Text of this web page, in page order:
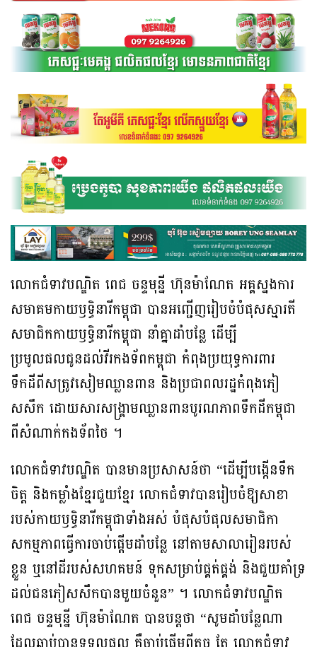
លោកជំទាវបណ្ឌិត ពេជ ចន្ទមុន្នី ហ៊ុនម៉ាណែត អគ្គស្នងការ
សមាគមកាយឫទ្ធិនារីកម្ពុជា បានអញ្ជើញរៀបចំបំផុសស្មារតី
សមាជិកកាយឫទ្ធិនារីកម្ពុជា នាំគ្នាដាំបន្លែ ដើម្បី
ប្រមូលផលជូនដល់វីរកងទ័ពកម្ពុជា កំពុងប្រយុទ្ធការពារ
ទឹកដីពីសត្រូវសៀមឈ្លានពាន និងប្រជាពលរដ្ឋកំពុងភៀ
សសឹក ដោយសារសង្គ្រាមឈ្លានពានបូរណភាពទឹកដីកម្ពុជា
ពីសំណាក់កងទ័ពថៃ ។
លោកជំទាវបណ្ឌិត បានមានប្រសាសន៍ថា “ដើម្បីបង្កើនទឹក
ចិត្ត និងកម្លាំងខ្មែរជួយខ្មែរ លោកជំទាវបានរៀបចំឱ្យសាខា
របស់កាយឫទ្ធិនារីកម្ពុជាទាំងអស់ បំផុសបំផុលសមាជិកា
សកម្មភាពធ្វើការចាប់ផ្តើមដាំបន្លែ នៅតាមសាលារៀនរបស់
ខ្លួន ឬនៅដីរបស់សហគមន៍ ទុកសម្រាប់ផ្គត់ផ្គង់ និងជួយគាំទ្រ
ដល់ជនភៀសសឹកបានមួយចំនួន” ។ លោកជំទាវបណ្ឌិត
ពេជ ចន្ទមុន្នី ហ៊ុនម៉ាណែត បានបន្តថា “សូមដាំបន្លែណា